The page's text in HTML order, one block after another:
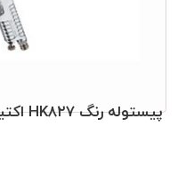
پیستوله رنگ HK۸۲۷ اکتیو مدل AC۱۰۲۷